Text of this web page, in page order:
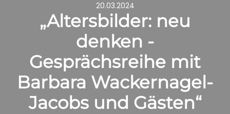
20.03.2024
„Altersbilder: neu
denken -
Gesprächsreihe mit
Barbara Wackernagel-
Jacobs und Gästen“